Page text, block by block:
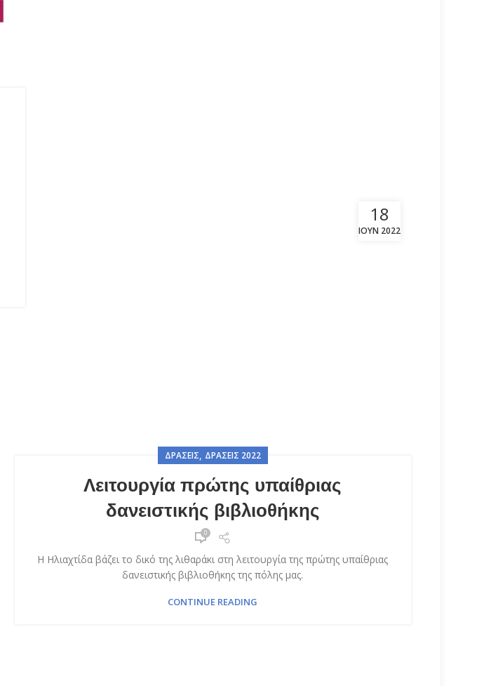
18
ΙΟΎΝ 2022
ΔΡΆΣΕΙΣ, ΔΡΆΣΕΙΣ 2022
Λειτουργία πρώτης υπαίθριας
δανειστικής βιβλιοθήκης
0
Η Ηλιαχτίδα βάζει το δικό της λιθαράκι στη λειτουργία της πρώτης υπαίθριας
δανειστικής βιβλιοθήκης της πόλης μας.
CONTINUE READING